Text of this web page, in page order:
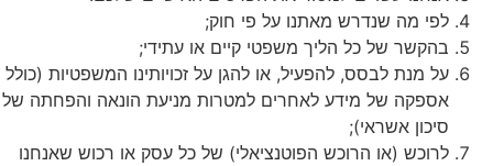
לפי מה שנדרש מאתנו על פי חוק;
בהקשר של כל הליך משפטי קיים או עתידי;
על מנת לבסס, להפעיל, או להגן על זכויותינו המשפטיות (כולל
אספקה של מידע לאחרים למטרות מניעת הונאה והפחתה של
סיכון אשראי);
לרוכש (או הרוכש הפוטנציאלי) של כל עסק או רכוש שאנחנו